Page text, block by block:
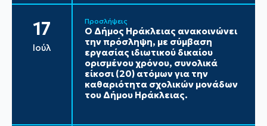
17
Ιούλ
Προσλήψεις
Ο Δήμος Ηράκλειας ανακοινώνει
την πρόσληψη, με σύμβαση
εργασίας ιδιωτικού δικαίου
ορισμένου χρόνου, συνολικά
είκοσι (20) ατόμων για την
καθαριότητα σχολικών μονάδων
του Δήμου Ηράκλειας.